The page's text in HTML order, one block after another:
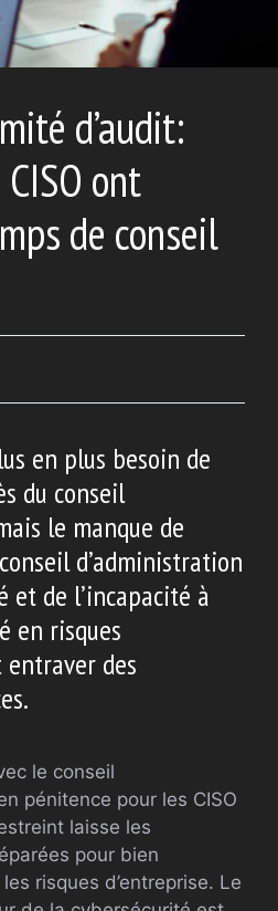
d’audit:
ont
de conseil
en plus besoin de
du conseil
le manque de
d’administration
et de l’incapacité à
en risques
entraver des
le conseil
pénitence pour les CISO
laisse les
pour bien
risques d’entreprise. Le